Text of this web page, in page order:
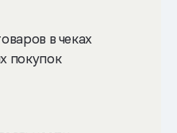
в чеках
покупок